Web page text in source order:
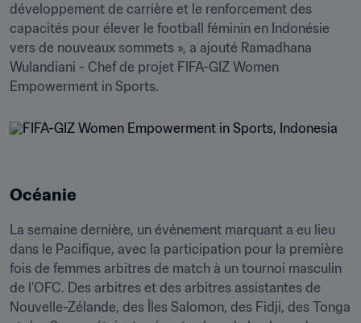
développement de carrière et le renforcement des
capacités pour élever le football féminin en Indonésie
vers de nouveaux sommets », a ajouté Ramadhana
Wulandiani - Chef de projet FIFA-GIZ Women
Empowerment in Sports.
Océanie
La semaine dernière, un événement marquant a eu lieu
dans le Pacifique, avec la participation pour la première
fois de femmes arbitres de match à un tournoi masculin
de l’OFC. Des arbitres et des arbitres assistantes de
Nouvelle-Zélande, des Îles Salomon, des Fidji, des Tonga